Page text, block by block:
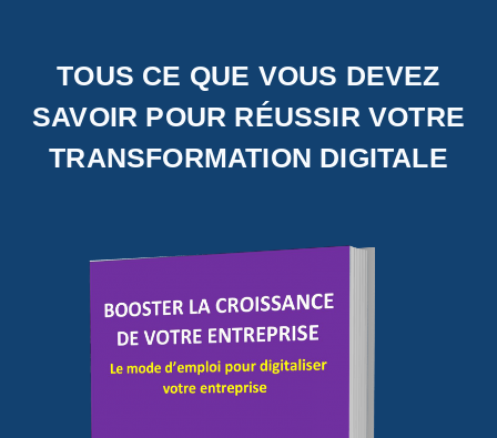
TOUS CE QUE VOUS DEVEZ
SAVOIR POUR RÉUSSIR VOTRE
TRANSFORMATION DIGITALE